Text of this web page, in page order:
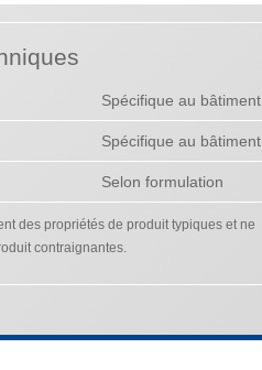
Spécifique au bâtiment
Spécifique au bâtiment
Selon formulation
des propriétés de produit typiques et ne
contraignantes.